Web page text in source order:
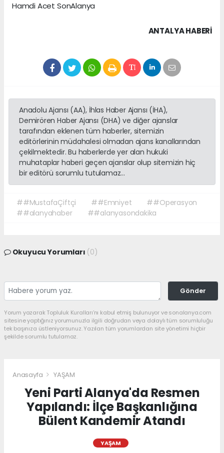
Hamdi Acet SonAlanya
ANTALYA HABERİ
Anadolu Ajansı (AA), İhlas Haber Ajansı (İHA),
Demirören Haber Ajansı (DHA) ve diğer ajanslar
tarafından eklenen tüm haberler, sitemizin
editörlerinin müdahalesi olmadan ajans kanallarından
çekilmektedir. Bu haberlerde yer alan hukuki
muhataplar haberi geçen ajanslar olup sitemizin hiç
bir editörü sorumlu tutulamaz...
##MustafaÇiftçi ##Emniyet
##Operasyon
##alanyahaber
##alanyasondakika
Okuyucu Yorumları (0)
Gönder
Yorum yazarak Topluluk Kuralları’nı kabul etmiş bulunuyor ve sonalanya.com
sitesine yaptığınız yorumunuzla ilgili doğrudan veya dolaylı tüm sorumluluğu
tek başınıza üstleniyorsunuz. Yazılan tüm yorumlardan site yönetimi hiçbir
şekilde sorumlu tutulamaz.
Anasayfa YAŞAM
Yeni Parti Alanya'da Resmen
Yapılandı: İlçe Başkanlığına
Bülent Kandemir Atandı
YAŞAM